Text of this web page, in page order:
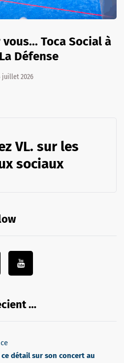
Toca Social à
Défense
juillet 2026
VL. sur les
sociaux
…
détail sur son concert au